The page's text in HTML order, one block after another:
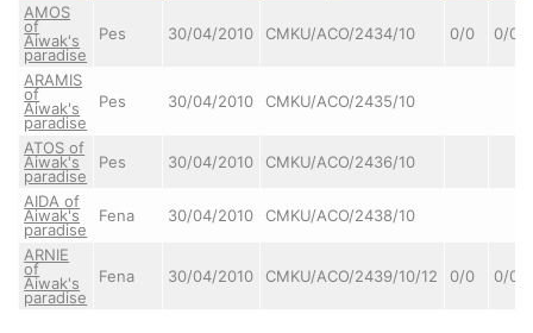
AMOS
of
Aiwak's
paradise
Pes 30/04/2010 CMKU/ACO/2434/10 0/0 0/0
ARAMIS
of
Aiwak's
paradise
Pes 30/04/2010 CMKU/ACO/2435/10
ATOS of
Aiwak's
paradise
Pes 30/04/2010 CMKU/ACO/2436/10
AIDA of
Aiwak's
paradise
Fena 30/04/2010 CMKU/ACO/2438/10
ARNIE
of
Aiwak's
paradise
Fena 30/04/2010 CMKU/ACO/2439/10/12 0/0 0/0